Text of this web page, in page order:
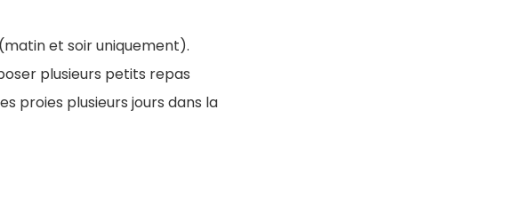
et soir uniquement).
plusieurs petits repas
proies plusieurs jours dans la